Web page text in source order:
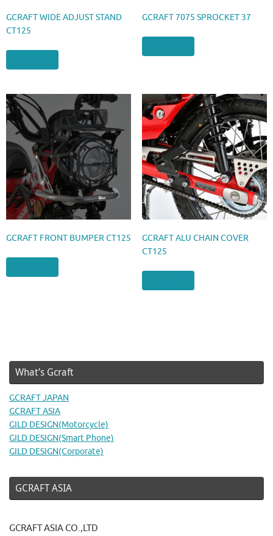
GCRAFT WIDE ADJUST STAND
CT125
GCRAFT 7075 SPROCKET 37
GCRAFT FRONT BUMPER CT125
GCRAFT ALU CHAIN COVER
CT125
What’s Gcraft
GCRAFT JAPAN
GCRAFT ASIA
GILD DESIGN(Motorcycle)
GILD DESIGN(Smart Phone)
GILD DESIGN(Corporate)
GCRAFT ASIA
GCRAFT ASIA CO.,LTD